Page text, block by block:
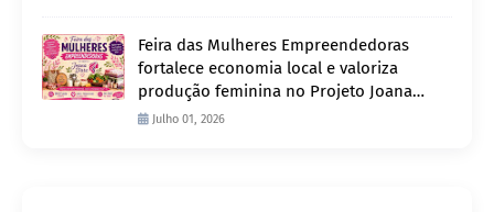
Feira das Mulheres Empreendedoras
fortalece economia local e valoriza
produção feminina no Projeto Joana
D’ArcJulho 01, 2026